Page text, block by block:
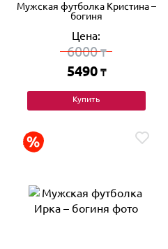
Мужская футболка Кристина –
богиня
Цена:
6000₸
5490 ₸
Купить